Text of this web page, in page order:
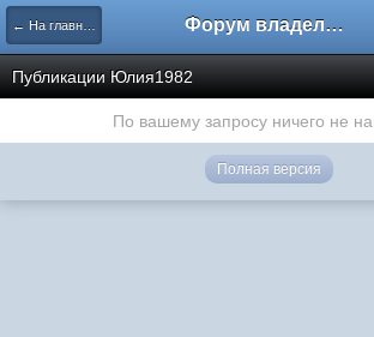
← На главную Форум владельцев интернет-магазинов
Публикации Юлия1982
По вашему запросу ничего не
Полная версия